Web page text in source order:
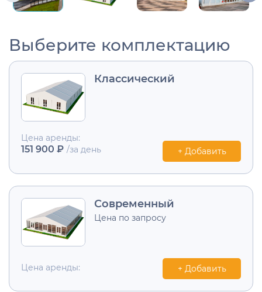
Выберите комплектацию
Классический
Цена аренды:
151 900 ₽ /за день + Добавить
Современный
Цена по запросу
Цена аренды: + Добавить